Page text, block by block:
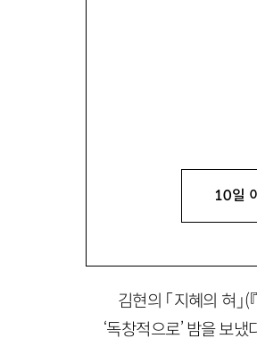
10일
김현의 「지혜의 혀
‘독창적으로’ 밤을 보